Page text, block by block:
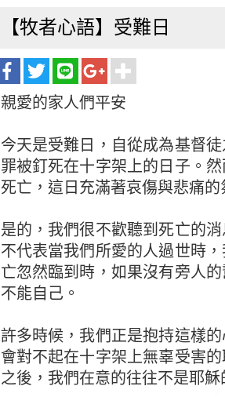
【牧者心語】受難日
親愛的家人們平安
今天是受難日，自從成為基督
罪被釘死在十字架上的日子。
死亡，這日充滿著哀傷與悲痛
是的，我們很不歡聽到死亡的
不代表當我們所愛的人過世時
亡忽然臨到時，如果沒有旁人
不能自己。
許多時候，我們正是抱持這樣
會對不起在十字架上無辜受害
之後，我們在意的往往不是耶